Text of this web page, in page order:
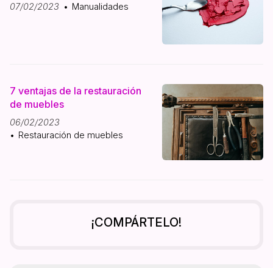
07/02/2023 Manualidades
7 ventajas de la restauración
de muebles
06/02/2023
Restauración de muebles
¡COMPÁRTELO!